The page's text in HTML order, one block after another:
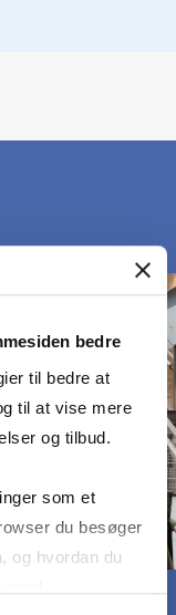
bedre
til bedre at
til at vise mere
og tilbud.
som et
du besøger
og hvordan du